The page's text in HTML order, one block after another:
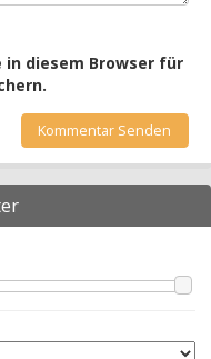
in diesem Browser für